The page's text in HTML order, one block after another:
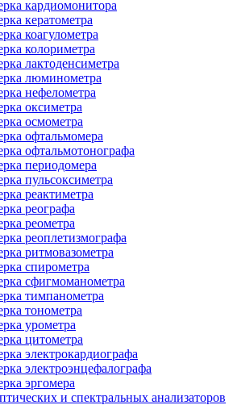
кардиомонитора
кератометра
коагулометра
колориметра
лактоденсиметра
люминометра
нефелометра
оксиметра
осмометра
офтальмомера
офтальмотонографа
периодомера
пульсоксиметра
реактиметра
реографа
реометра
реоплетизмографа
ритмовазометра
спирометра
сфигмоманометра
тимпанометра
тонометра
урометра
цитометра
электрокардиографа
электроэнцефалографа
эргомера
и спектральных анализаторов